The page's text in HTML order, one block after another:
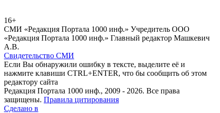
16+
СМИ «Редакция Портала 1000 инф.» Учредитель ООО
«Редакция Портала 1000 инф.» Главный редактор Машкевич
А.В.
Свидетельство СМИ
Если Вы обнаружили ошибку в тексте, выделите её и
нажмите клавиши CTRL+ENTER, что бы сообщить об этом
редактору сайта
Редакция Портала 1000 инф., 2009 - 2026. Все права
защищены. Правила цитирования
Сделано в